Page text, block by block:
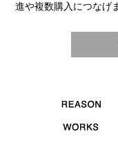
進や複数購入につなげ